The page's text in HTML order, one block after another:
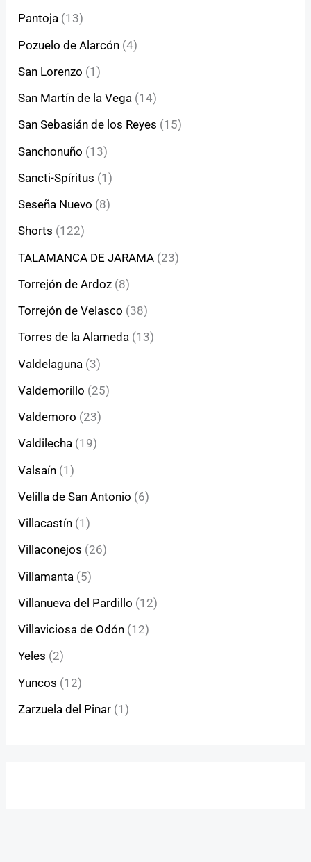
Pantoja (13)
Pozuelo de Alarcón (4)
San Lorenzo (1)
San Martín de la Vega (14)
San Sebasián de los Reyes (15)
Sanchonuño (13)
Sancti-Spíritus (1)
Seseña Nuevo (8)
Shorts (122)
TALAMANCA DE JARAMA (23)
Torrejón de Ardoz (8)
Torrejón de Velasco (38)
Torres de la Alameda (13)
Valdelaguna (3)
Valdemorillo (25)
Valdemoro (23)
Valdilecha (19)
Valsaín (1)
Velilla de San Antonio (6)
Villacastín (1)
Villaconejos (26)
Villamanta (5)
Villanueva del Pardillo (12)
Villaviciosa de Odón (12)
Yeles (2)
Yuncos (12)
Zarzuela del Pinar (1)